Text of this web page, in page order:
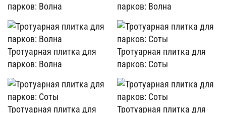
парков: Волна
парков: Волна
Тротуарная плитка для
парков: Волна
Тротуарная плитка для
парков: Соты
Тротуарная плитка для
Тротуарная плитка для